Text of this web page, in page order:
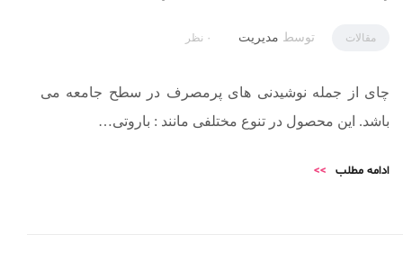
مقالات توسط مدیریت ۰ نظر
چای از جمله نوشیدنی های پرمصرف در سطح جامعه می
باشد. این محصول در تنوع مختلفی مانند : باروتی…
ادامه مطلب >>